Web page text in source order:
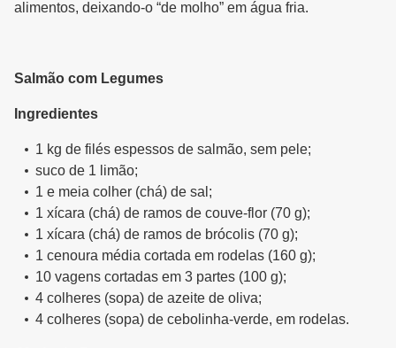
alimentos, deixando-o “de molho” em água fria.
Salmão com Legumes
Ingredientes
1 kg de filés espessos de salmão, sem pele;
suco de 1 limão;
1 e meia colher (chá) de sal;
1 xícara (chá) de ramos de couve-flor (70 g);
1 xícara (chá) de ramos de brócolis (70 g);
1 cenoura média cortada em rodelas (160 g);
10 vagens cortadas em 3 partes (100 g);
4 colheres (sopa) de azeite de oliva;
4 colheres (sopa) de cebolinha-verde, em rodelas.